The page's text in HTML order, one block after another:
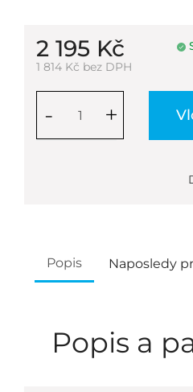
2 195 Kč
1 814 Kč bez DPH
+
-
Popis Naposledy
Popis a